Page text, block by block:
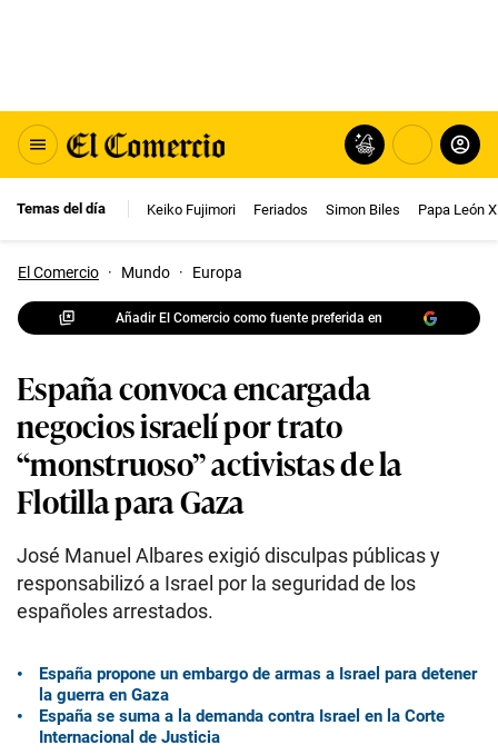
Temas del día Keiko Fujimori Feriados Simon Biles Papa León
El Comercio · Mundo · Europa
Añadir El Comercio como fuente preferida en
España convoca encargada
negocios israelí por trato
“monstruoso” activistas de la
Flotilla para Gaza
José Manuel Albares exigió disculpas públicas y
responsabilizó a Israel por la seguridad de los
españoles arrestados.
España propone un embargo de armas a Israel para detener
la guerra en Gaza
España se suma a la demanda contra Israel en la Corte
Internacional de Justicia